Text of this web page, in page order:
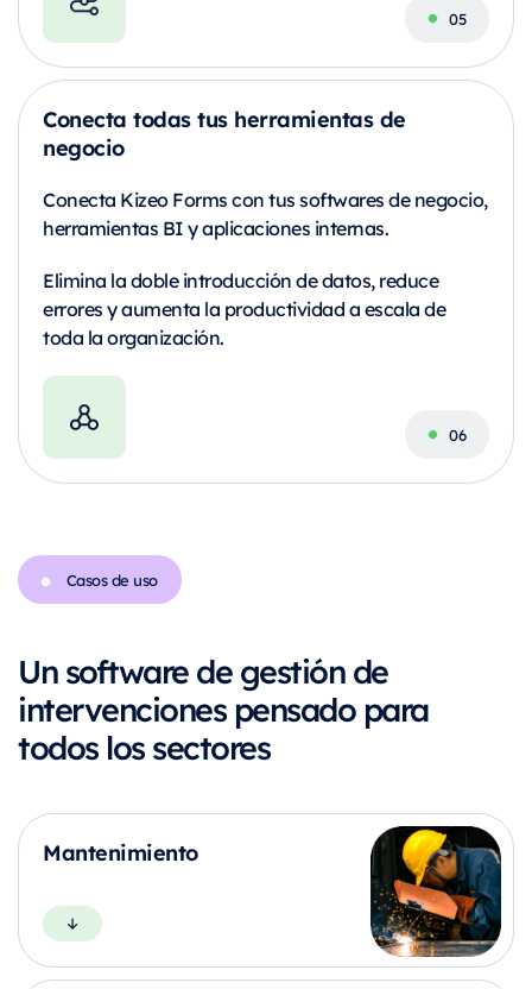
Conecta todas tus herramientas de
negocio
Conecta Kizeo Forms con tus softwares de negocio,
herramientas BI y aplicaciones internas.
Elimina la doble introducción de datos, reduce
errores y aumenta la productividad a escala de
toda la organización.
Casos de uso
Un software de gestión de
intervenciones pensado para
todos los sectores
Mantenimiento